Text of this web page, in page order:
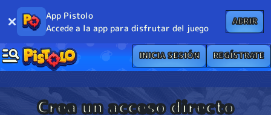
App Pistolo
Accede a la app para disfrutar del juego
ABRIR
INICIA SESIÓN REGÍSTRATE
Crea un acceso directo